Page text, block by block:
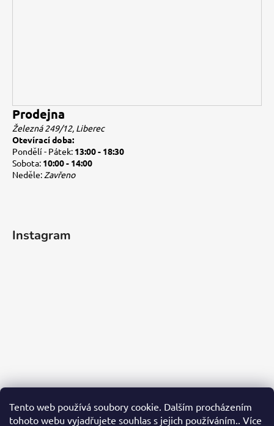
Tento web používá soubory cookie. Dalším procházením
tohoto webu vyjadřujete souhlas s jejich používáním.. Více
Prodejna
Železná 249/12, Liberec
Otevírací doba:
Pondělí - Pátek: 13:00 - 18:30
Sobota: 10:00 - 14:00
Neděle: Zavřeno
Instagram